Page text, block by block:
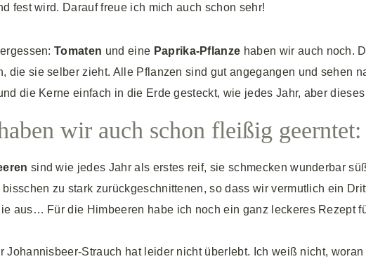
fest wird. Darauf freue ich mich auch schon sehr!
Tomaten und eine Paprika-Pflanze haben wir auch noch.
die sie selber zieht. Alle Pflanzen sind gut angegangen und sehen
die Kerne einfach in die Erde gesteckt, wie jedes Jahr, aber
wir auch schon fleißig geerntet:
sind wie jedes Jahr als erstes reif, sie schmecken wunderbar
zu stark zurückgeschnittenen, so dass wir vermutlich ein
aus… Für die Himbeeren habe ich noch ein ganz leckeres Rezept
Johannisbeer-Strauch hat leider nicht überlebt. Ich weiß nicht,